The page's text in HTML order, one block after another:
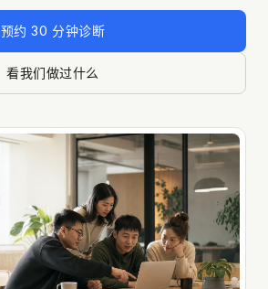
预约 30 分钟诊断
看我们做过什么